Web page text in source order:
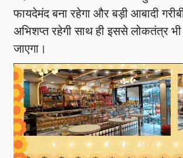
फायदेमंद बना रहेगा और बड़ी आबादी
अभिशप्त रहेगी साथ ही इससे लोकतंत्र
जाएगा।